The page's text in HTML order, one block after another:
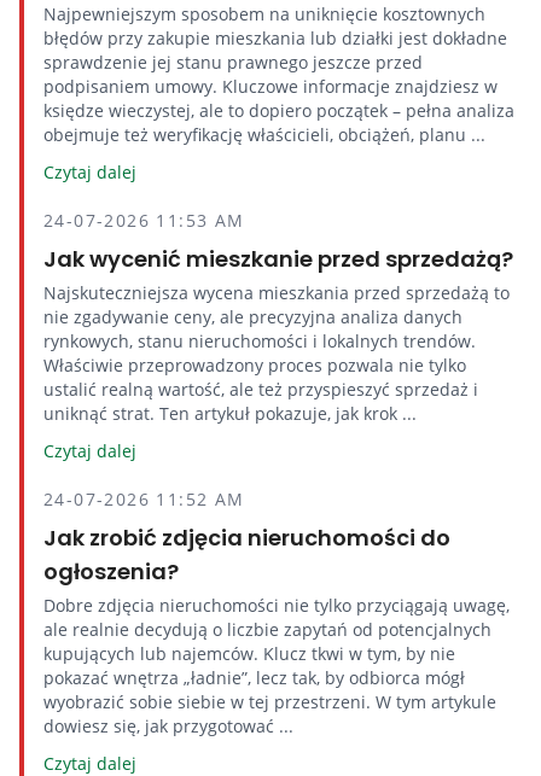
Najpewniejszym sposobem na uniknięcie kosztownych
błędów przy zakupie mieszkania lub działki jest dokładne
sprawdzenie jej stanu prawnego jeszcze przed
podpisaniem umowy. Kluczowe informacje znajdziesz w
księdze wieczystej, ale to dopiero początek – pełna analiza
obejmuje też weryfikację właścicieli, obciążeń, planu ...
Czytaj dalej
24-07-2026 11:53 AM
Jak wycenić mieszkanie przed sprzedażą?
Najskuteczniejsza wycena mieszkania przed sprzedażą to
nie zgadywanie ceny, ale precyzyjna analiza danych
rynkowych, stanu nieruchomości i lokalnych trendów.
Właściwie przeprowadzony proces pozwala nie tylko
ustalić realną wartość, ale też przyspieszyć sprzedaż i
uniknąć strat. Ten artykuł pokazuje, jak krok ...
Czytaj dalej
24-07-2026 11:52 AM
Jak zrobić zdjęcia nieruchomości do
ogłoszenia?
Dobre zdjęcia nieruchomości nie tylko przyciągają uwagę,
ale realnie decydują o liczbie zapytań od potencjalnych
kupujących lub najemców. Klucz tkwi w tym, by nie
pokazać wnętrza „ładnie”, lecz tak, by odbiorca mógł
wyobrazić sobie siebie w tej przestrzeni. W tym artykule
dowiesz się, jak przygotować ...
Czytaj dalej